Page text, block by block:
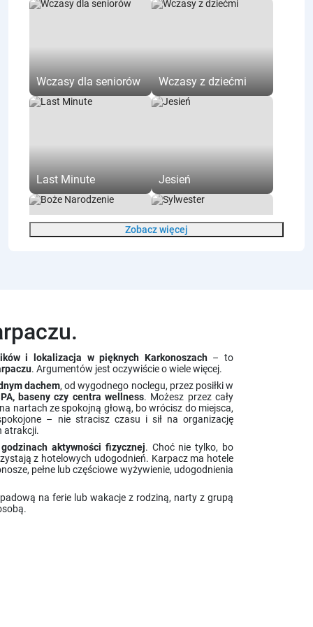
Ogólnodostępna pralnia
Audioguide
Toaleta
Zasady w obiekcie
Możliwość rezerwacji online
Możliwość rezerwacji stolika
Obowiązkowa rezerwacja stolika
Tylko dla dorosłych
Całkowity zakaz palenia
Obiekt przyjazny LGBT
Atrakcje
Muzyka na żywo
Wczasy dla seniorów Wczasy z dziećmi
Last Minute Jesień
Ferie Zimowe Wielkanoc
Majówka Boże Ciało
Zobacz więcej
i lokalizacja w pięknych Karkonoszach– to
. Argumentów jest oczywiście o wiele więcej.
dachem, od wygodnego noclegu, przez posiłki w
baseny czy centra wellness. Możesz przez cały
nartach ze spokojną głową, bo wrócisz do miejsca,
– nie stracisz czasu i sił na organizację
atrakcji.
aktywności fizycznej. Choć nie tylko, bo
z hotelowych udogodnień. Karpacz ma hotele
pełne lub częściowe wyżywienie, udogodnienia
na ferie lub wakacje z rodziną, narty z grupą